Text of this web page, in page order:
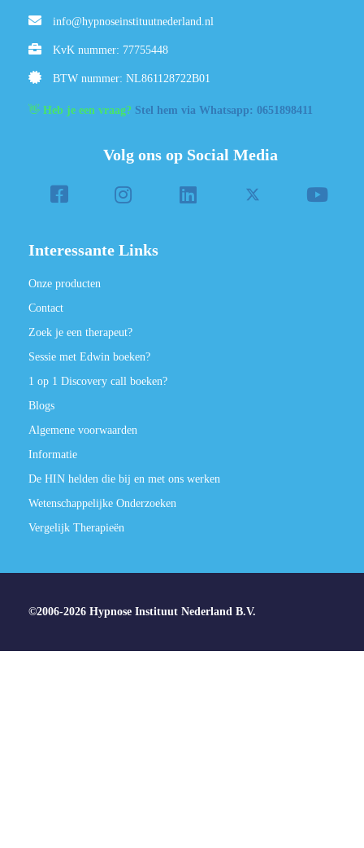
info@hypnoseinstituutnederland.nl
KvK nummer: 77755448
BTW nummer: NL861128722B01
👋 Heb je een vraag? Stel hem via Whatsapp: 0651898411
Volg ons op Social Media
Interessante Links
Onze producten
Contact
Zoek je een therapeut?
Sessie met Edwin boeken?
1 op 1 Discovery call boeken?
Blogs
Algemene voorwaarden
Informatie
De HIN helden die bij en met ons werken
Wetenschappelijke Onderzoeken
Vergelijk Therapieën
©2006-2026 Hypnose Instituut Nederland B.V.